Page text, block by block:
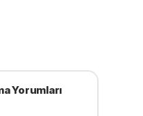
Yorumları